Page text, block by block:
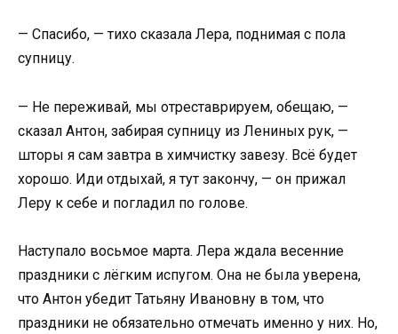
— Спасибо, — тихо сказала Лера, поднимая с пола
супницу.
— Не переживай, мы отреставрируем, обещаю, —
сказал Антон, забирая супницу из Лениных рук, —
шторы я сам завтра в химчистку завезу. Всё будет
хорошо. Иди отдыхай, я тут закончу, — он прижал
Леру к себе и погладил по голове.
Наступало восьмое марта. Лера ждала весенние
праздники с лёгким испугом. Она не была уверена,
что Антон убедит Татьяну Ивановну в том, что
праздники не обязательно отмечать именно у них. Но,